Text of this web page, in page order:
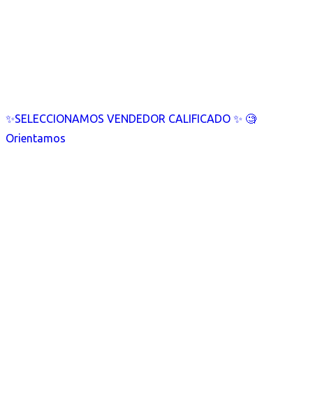
✨SELECCIONAMOS VENDEDOR CALIFICADO ✨ 🧐
Orientamos